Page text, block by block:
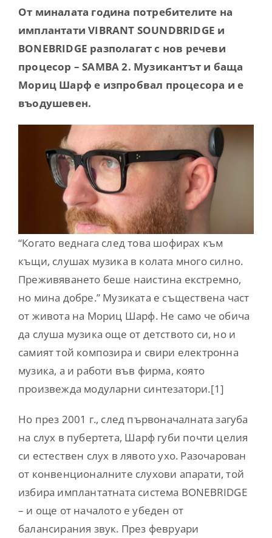
От миналата година потребителите на
имплантати VIBRANT SOUNDBRIDGE и
BONEBRIDGE разполагат с нов речеви
процесор – SAMBA 2. Музикантът и баща
Мориц Шарф е изпробвал процесора и е
въодушевен.
“Когато веднага след това шофирах към
къщи, слушах музика в колата много силно.
Преживяването беше наистина екстремно,
но мина добре.” Музиката е съществена част
от живота на Мориц Шарф. Не само че обича
да слуша музика още от детството си, но и
самият той композира и свири електронна
музика, а и работи във фирма, която
произвежда модуларни синтезатори.[1]
Но през 2001 г., след първоначалната загуба
на слух в пубертета, Шарф губи почти целия
си естествен слух в лявото ухо. Разочарован
от конвенционалните слухови апарати, той
избира имплантатната система BONEBRIDGE
– и още от началото е убеден от
балансирания звук. През февруари